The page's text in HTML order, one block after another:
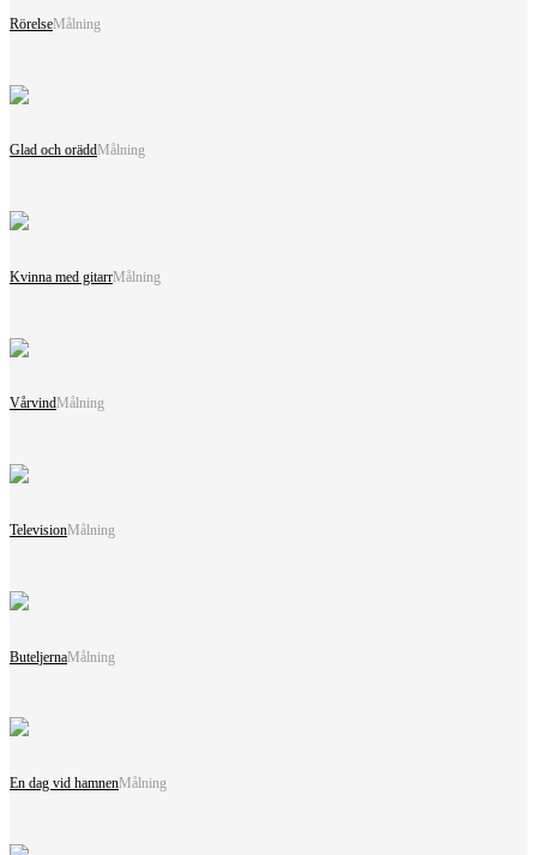
RörelseMålning
Glad och orädd Målning
Kvinna med gitarrMålning
VårvindMålning
TelevisionMålning
ButeljernaMålning
En dag vid hamnenMålning